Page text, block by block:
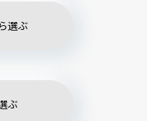
選ぶ
ぶ